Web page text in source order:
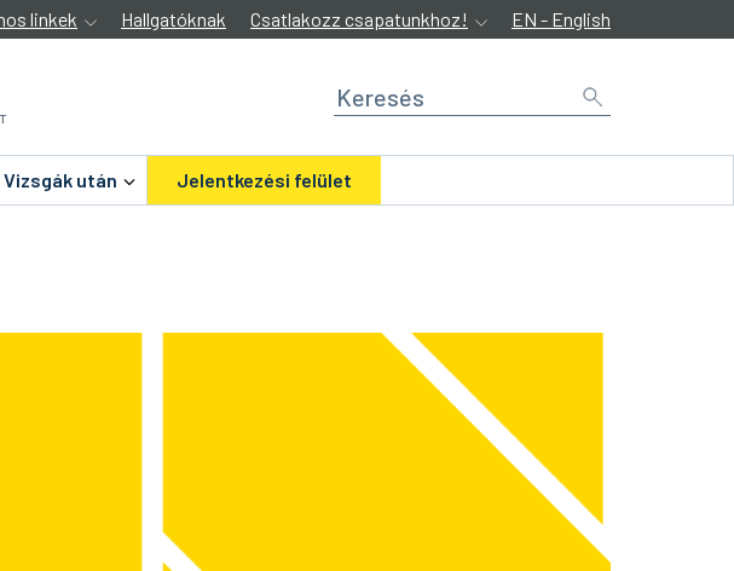
linkek Hallgatóknak Csatlakozz csapatunkhoz! EN - English
Vizsgák után Jelentkezési felület